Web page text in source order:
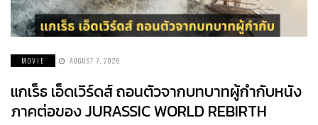
MOVIE AUGUST 7, 2026
แกเร็ธ เอ็ดเวิร์ดส์ ถอนตัวจากบทบาทผู้กำกับหนัง
ภาคต่อของ JURASSIC WORLD REBIRTH